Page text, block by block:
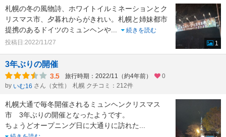
札幌の冬の風物詩、ホワイトイルミネーションとク
リスマス市、夕暮れからがきれい。札幌と姉妹都市
提携のあるドイツのミュンヘンや
続きを読む
投稿日:2022/11/27
1
3年ぶりの開催
3.5 旅行時期：2022/11（約4年前）
0
by いむ16 さん（女性） 札幌 クチコミ：212件
札幌大通で毎冬開催されるミュンヘンクリスマス
市 3年ぶりの開催となったようです。
ちょうどオープニング日に大通りに訪れた